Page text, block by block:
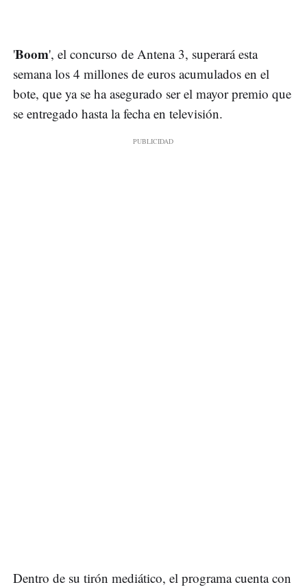
'Boom', el concurso de Antena 3, superará esta
semana los 4 millones de euros acumulados en el
bote, que ya se ha asegurado ser el mayor premio que
se entregado hasta la fecha en televisión.
Dentro de su tirón mediático, el programa cuenta con